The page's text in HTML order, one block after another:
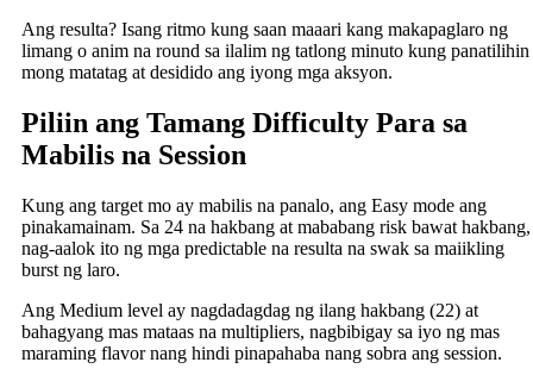
Ang resulta? Isang ritmo kung saan maaari kang makapaglaro ng
limang o anim na round sa ilalim ng tatlong minuto kung panatilihin
mong matatag at desidido ang iyong mga aksyon.
Piliin ang Tamang Difficulty Para sa
Mabilis na Session
Kung ang target mo ay mabilis na panalo, ang Easy mode ang
pinakamainam. Sa 24 na hakbang at mababang risk bawat hakbang,
nag-aalok ito ng mga predictable na resulta na swak sa maiikling
burst ng laro.
Ang Medium level ay nagdadagdag ng ilang hakbang (22) at
bahagyang mas mataas na multipliers, nagbibigay sa iyo ng mas
maraming flavor nang hindi pinapahaba nang sobra ang session.